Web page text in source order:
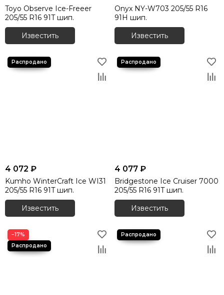
Toyo Observe Ice-Freeer
205/55 R16 91T шип.
Известить
Onyx NY-W703 205/55 R16
91H шип.
Известить
4 072 ₽
Kumho WinterCraft Ice WI31
205/55 R16 91T шип.
Известить
4 077 ₽
Bridgestone Ice Cruiser 7000
205/55 R16 91T шип.
Известить
−17%